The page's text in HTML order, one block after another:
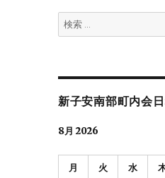
検
索:
新子安南部町内会
8月 2026
月 火 水